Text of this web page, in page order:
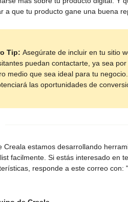
a que tu producto gane una buena
Tip: Asegúrate de incluir en tu sitio
puedan contactarte, ya sea
medio que sea ideal para tu
las oportunidades de
Creala estamos desarrollando
facilmente. Si estás interesado en
responde a este correo con: